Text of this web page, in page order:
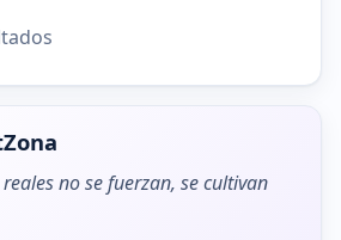
no se fuerzan, se cultivan